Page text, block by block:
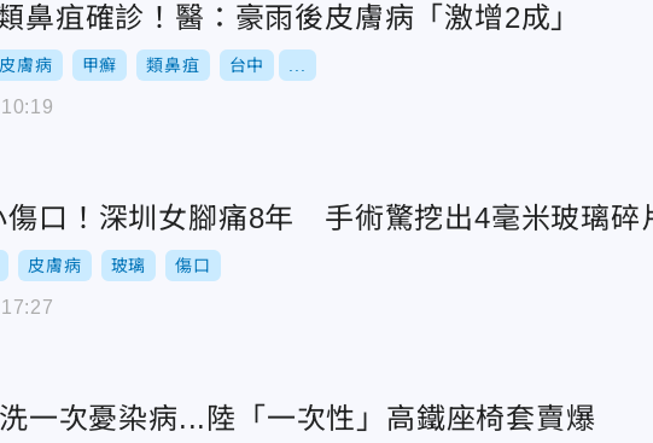
鼻疽確診！醫：豪雨後皮膚病「激增2成」
皮膚病 甲癬 類鼻疽 台中
傷口！深圳女腳痛8年 手術驚挖出4毫米玻璃碎
皮膚病 玻璃 傷口
一次憂染病...陸「一次性」高鐵座椅套賣爆